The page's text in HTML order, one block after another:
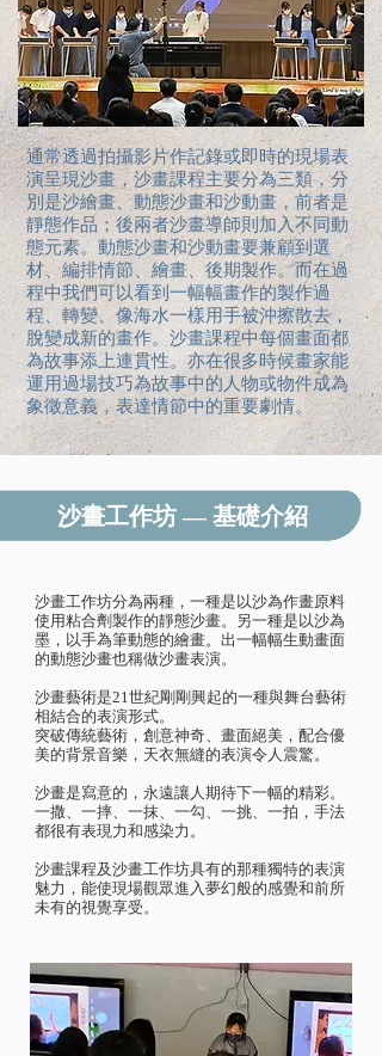
通常透過拍攝影片作記錄或即時的現場表
演呈現沙畫，沙畫課程主要分為三類，分
別是沙繪畫、動態沙畫和沙動畫，前者是
靜態作品；後兩者沙畫導師則加入不同動
態元素。動態沙畫和沙動畫要兼顧到選
材、編排情節、繪畫、後期製作。而在過
程中我們可以看到一幅幅畫作的製作過
程、轉變、像海水一樣用手被沖擦散去，
脫變成新的畫作。 沙畫課程中每個畫面都
為故事添上連貫性。亦在很多時候畫家能
運用過場技巧為故事中的人物或物件成為
象徵意義，表達情節中的重要劇情。
沙畫工作坊 — 基礎介紹
沙畫工作坊分為兩種，一種是以沙為作畫原料
使用粘合劑製作的靜態沙畫。另一種是以沙為
墨，以手為筆動態的繪畫。出一幅幅生動畫面
的動態沙畫也稱做沙畫表演。
沙畫藝術是21世紀剛剛興起的一種與舞台藝術
相結合的表演形式。
突破傳統藝術，創意神奇、畫面絕美，配合優
美的背景音樂，天衣無縫的表演令人震驚。
沙畫是寫意的，永遠讓人期待下一幅的精彩。
一撒、一摔、一抹、一勾、一挑、一拍，手法
都很有表現力和感染力。
沙畫課程及沙畫工作坊具有的那種獨特的表演
魅力，能使現場觀眾進入夢幻般的感覺和前所
未有的視覺享受。